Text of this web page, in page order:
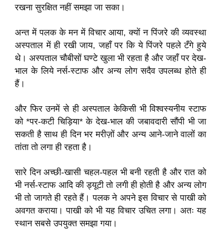
रखना सुरक्षित नहीं समझा जा सका।
अन्त में पलक के मन में विचार आया, क्यों न पिंजरे की व्यवस्था
अस्पताल में ही रखी जाय, जहाँ पर कि ये पिंजरे पहले टँगे हुये
थे। अस्पताल चौबीसों घण्टे खुला भी रहता है और जहाँ पर देख-
भाल के लिये नर्स-स्टाफ और अन्य लोग सदैव उपलब्ध होते ही
हैं।
और फिर उनमें से ही अस्पताल केकिसी भी विश्वस्यनीय स्टाफ
को *पर-कटी चिड़िया* के देख-भाल की जबावदारी सौंपी भी जा
सकती है साथ ही दिन भर मरीज़ों और अन्य आने-जाने वालों का
तांता तो लगा ही रहता है।
सारे दिन अच्छी-खासी चहल-पहल भी बनी रहती है और रात को
भी नर्स-स्टाफ आदि की ड्यूटी तो लगी ही होती है और अन्य लोग
भी तो जागते ही रहते हैं। पलक ने अपने इस विचार से पाखी को
अवगत कराया। पाखी को भी यह विचार उचित लगा। अतः यह
स्थान सबसे उपयुक्त समझा गया।